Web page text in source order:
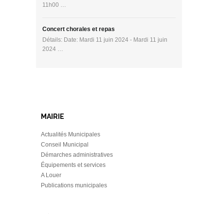
11h00 …
Concert chorales et repas
Détails: Date: Mardi 11 juin 2024 - Mardi 11 juin
2024 …
MAIRIE
Actualités Municipales
Conseil Municipal
Démarches administratives
Équipements et services
A Louer
Publications municipales